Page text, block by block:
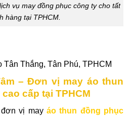
vụ may đồng phục công ty cho tất
hàng tại TPHCM.
Thắng, Tân Phú, TPHCM
– Đơn vị may áo thun
cấp tại TPHCM
vị may áo thun đồng phục